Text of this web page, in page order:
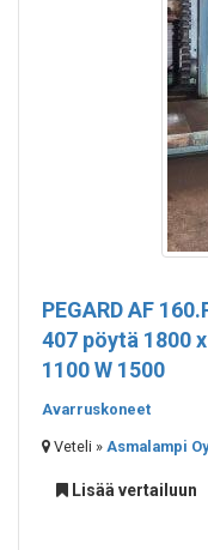
PEGARD AF
407 pöytä 1800
1100 W 1500
Avarruskoneet
Veteli » Asmalampi Oy
Lisää vertailuun